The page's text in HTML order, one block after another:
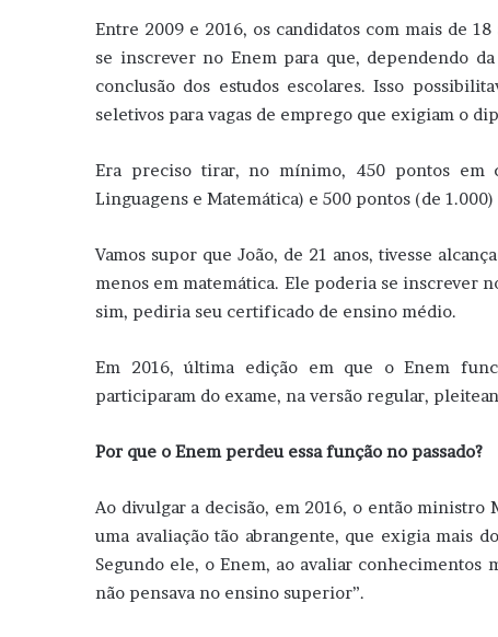
Entre 2009 e 2016, os candidatos com mais de
se inscrever no Enem para que, dependendo
conclusão dos estudos escolares. Isso
seletivos para vagas de emprego que exigiam o
Era preciso tirar, no mínimo, 450 pontos em
Linguagens e Matemática) e 500 pontos (de 1.000)
Vamos supor que João, de 21 anos, tivesse
menos em matemática. Ele poderia se inscrever
sim, pediria seu certificado de ensino médio.
Em 2016, última edição em que o Enem
participaram do exame, na versão regular,
Por que o Enem perdeu essa função no passado?
Ao divulgar a decisão, em 2016, o então ministro
uma avaliação tão abrangente, que exigia mais
Segundo ele, o Enem, ao avaliar conhecimentos
não pensava no ensino superior”.